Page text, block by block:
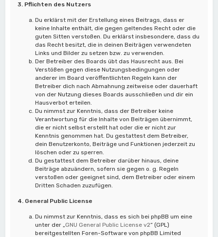
3. Pflichten des Nutzers
Du erklärst mit der Erstellung eines Beitrags, dass er
keine Inhalte enthält, die gegen geltendes Recht oder die
guten Sitten verstoßen. Du erklärst insbesondere, dass du
das Recht besitzt, die in deinen Beiträgen verwendeten
Links und Bilder zu setzen bzw. zu verwenden.
Der Betreiber des Boards übt das Hausrecht aus. Bei
Verstößen gegen diese Nutzungsbedingungen oder
anderer im Board veröffentlichten Regeln kann der
Betreiber dich nach Abmahnung zeitweise oder dauerhaft
von der Nutzung dieses Boards ausschließen und dir ein
Hausverbot erteilen.
Du nimmst zur Kenntnis, dass der Betreiber keine
Verantwortung für die Inhalte von Beiträgen übernimmt,
die er nicht selbst erstellt hat oder die er nicht zur
Kenntnis genommen hat. Du gestattest dem Betreiber,
dein Benutzerkonto, Beiträge und Funktionen jederzeit zu
löschen oder zu sperren.
Du gestattest dem Betreiber darüber hinaus, deine
Beiträge abzuändern, sofern sie gegen o. g. Regeln
verstoßen oder geeignet sind, dem Betreiber oder einem
Dritten Schaden zuzufügen.
4. General Public License
Du nimmst zur Kenntnis, dass es sich bei phpBB um eine
unter der „GNU General Public License v2“ (GPL)
bereitgestellten Foren-Software von phpBB Limited